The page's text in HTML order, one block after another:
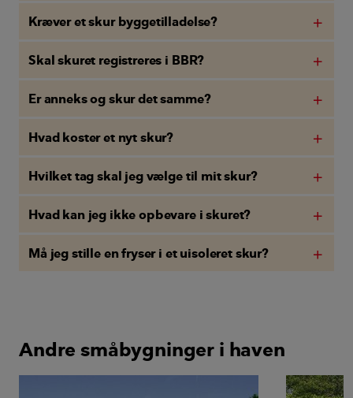
Kræver et skur byggetilladelse?
Skal skuret registreres i BBR?
Er anneks og skur det samme?
Hvad koster et nyt skur?
Hvilket tag skal jeg vælge til mit skur?
Hvad kan jeg ikke opbevare i skuret?
Må jeg stille en fryser i et uisoleret skur?
Andre småbygninger i haven